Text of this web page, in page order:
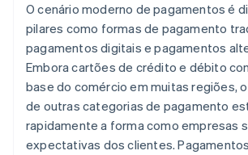
O cenário moderno de pagamentos é
pilares como formas de pagamento
pagamentos digitais e pagamentos
Embora cartões de crédito e débito
base do comércio em muitas regiões,
de outras categorias de pagamento
rapidamente a forma como empresas
expectativas dos clientes.